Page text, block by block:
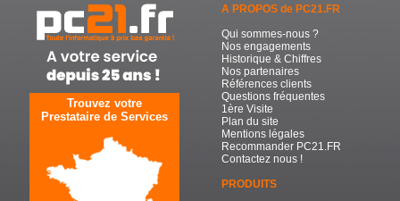
Trouvez votre
Prestataire de Services
A PROPOS de PC21.FR
Qui sommes-nous ?
Nos engagements
Historique & Chiffres
Nos partenaires
Références clients
Questions fréquentes
1ère Visite
Plan du site
Mentions légales
Recommander PC21.FR
Contactez nous !
PRODUITS